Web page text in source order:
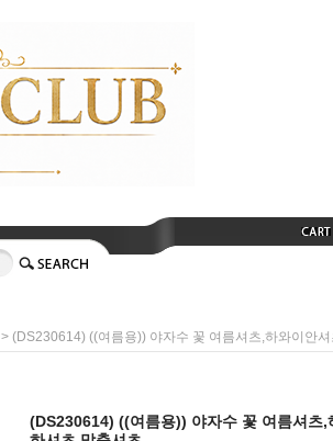
> (DS230614) ((여름용)) 야자수 꽃 여름셔츠,하와이안
(DS230614) ((여름용)) 야자수 꽃 여름셔츠,